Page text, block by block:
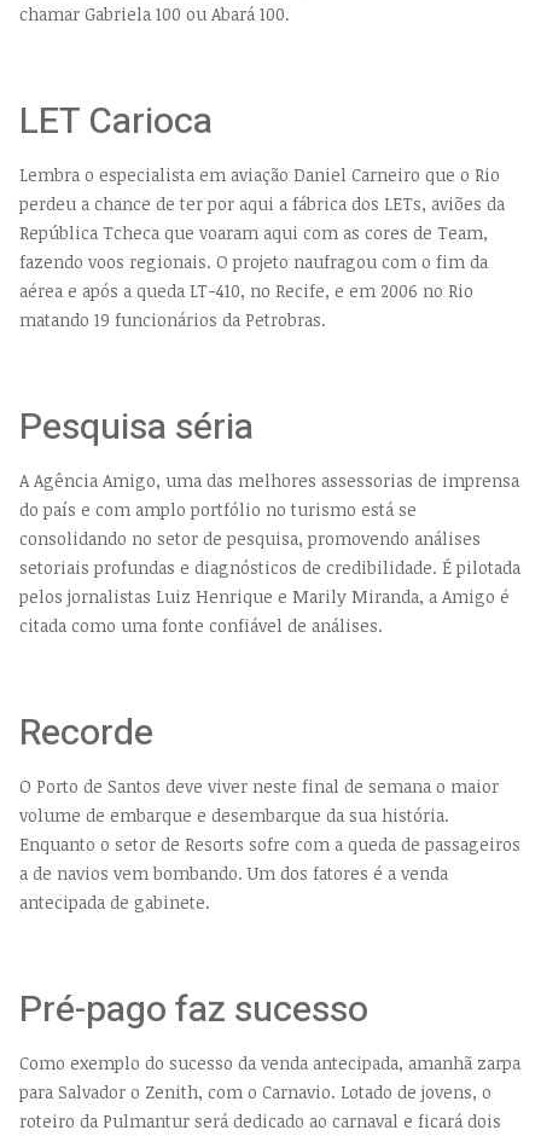
chamar Gabriela 100 ou Abará 100.
LET Carioca
Lembra o especialista em aviação Daniel Carneiro que o Rio
perdeu a chance de ter por aqui a fábrica dos LETs, aviões da
República Tcheca que voaram aqui com as cores de Team,
fazendo voos regionais. O projeto naufragou com o fim da
aérea e após a queda LT-410, no Recife, e em 2006 no Rio
matando 19 funcionários da Petrobras.
Pesquisa séria
A Agência Amigo, uma das melhores assessorias de imprensa
do país e com amplo portfólio no turismo está se
consolidando no setor de pesquisa, promovendo análises
setoriais profundas e diagnósticos de credibilidade. É pilotada
pelos jornalistas Luiz Henrique e Marily Miranda, a Amigo é
citada como uma fonte confiável de análises.
Recorde
O Porto de Santos deve viver neste final de semana o maior
volume de embarque e desembarque da sua história.
Enquanto o setor de Resorts sofre com a queda de passageiros
a de navios vem bombando. Um dos fatores é a venda
antecipada de gabinete.
Pré-pago faz sucesso
Como exemplo do sucesso da venda antecipada, amanhã zarpa
para Salvador o Zenith, com o Carnavio. Lotado de jovens, o
roteiro da Pulmantur será dedicado ao carnaval e ficará dois